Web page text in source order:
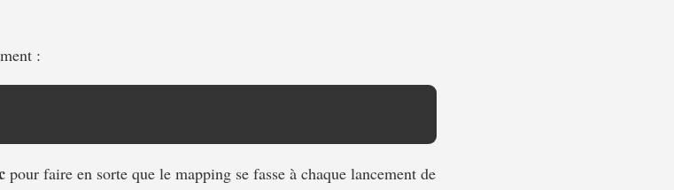
:
pour faire en sorte que le mapping se fasse à chaque lancement de